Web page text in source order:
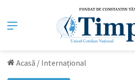
Meniu
Acasă / Internațional